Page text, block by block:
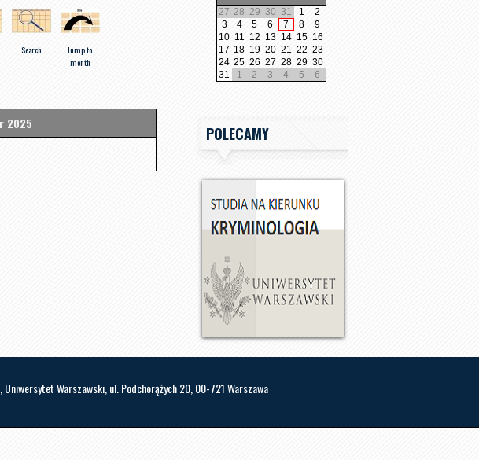
Search
Jump to
month
2025
27 28 29 30 31 1
2
3
4 5 6 7 8
9
10 11 12 13 14 15 16
17 18 19 20 21 22 23
24 25 26 27 28 29 30
31
1 2 3 4 5 6
POLECAMY
Warszawski, ul. Podchorążych 20, 00-721 Warszawa